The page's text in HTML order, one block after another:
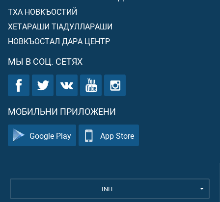
ТХА НОВКЪОСТИЙ
ХЕТАРАШИ ТIАДУЛЛАРАШИ
НОВКЪОСТАЛ ДАРА ЦЕНТР
МЫ В СОЦ. СЕТЯХ
МОБИЛЬНИ ПРИЛОЖЕНИ
Google Play App Store
INH